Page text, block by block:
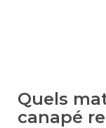
Quels
canapé